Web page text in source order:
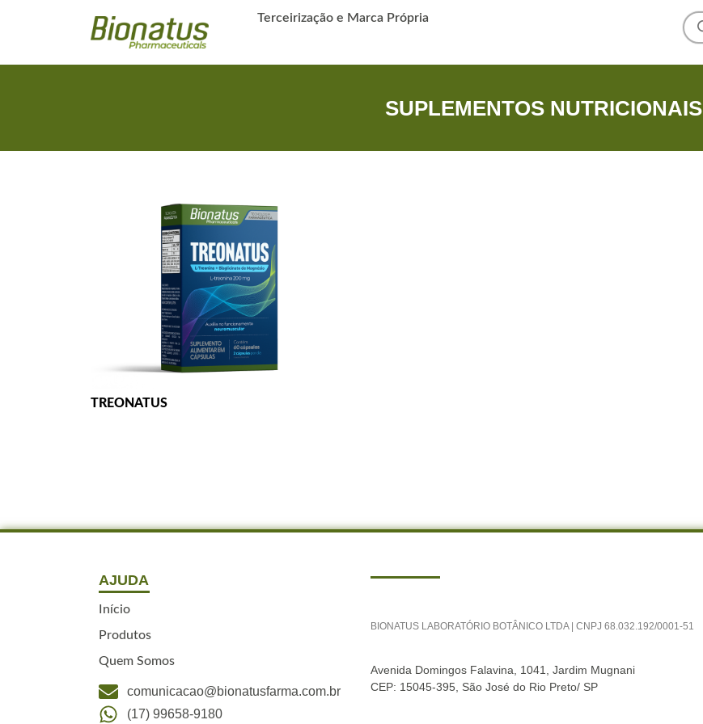
Terceirização e Marca Própria
SUPLEMENTOS NUTRICIONAIS
TREONATUS
AJUDA
Início
Produtos
Quem Somos
comunicacao@bionatusfarma.com.br
(17) 99658-9180
BIONATUS LABORATÓRIO BOTÂNICO LTDA | CNPJ 68.032.192/0001-51​
Avenida Domingos Falavina, 1041, Jardim Mugnani
CEP: 15045-395, São José do Rio Preto/ SP